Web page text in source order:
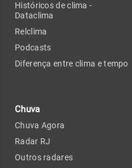
Históricos de clima -
Dataclima
Relclima
Podcasts
Diferença entre clima e tempo
Chuva
Chuva Agora
Radar RJ
Outros radares